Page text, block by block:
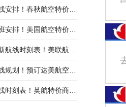
秋航空特价商务舱找炫飞
航空特价商务舱火热抢购中
联航特价商务舱预订火热抢购ing
订达美航空商务舱找炫飞
英航特价商务舱预订找炫飞